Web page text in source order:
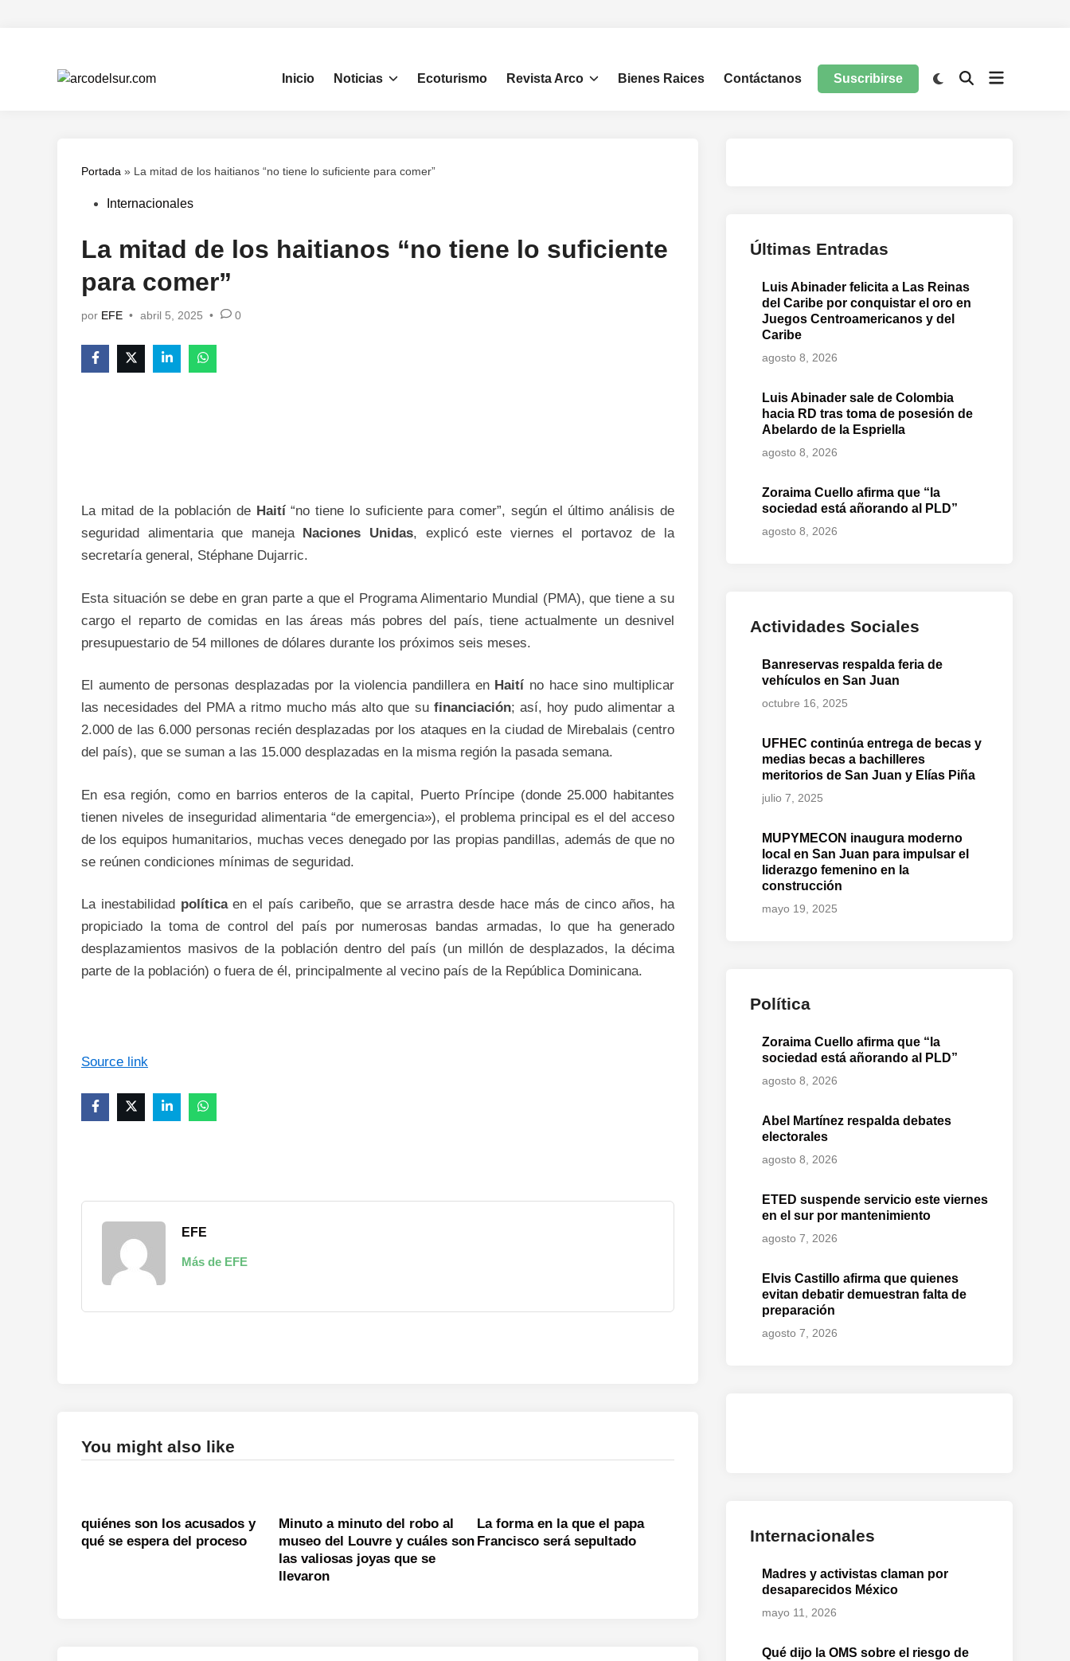
Inicio Noticias Ecoturismo Revista Arco Bienes Raices Contáctanos Suscribirse
Portada » La mitad de los haitianos “no tiene lo suficiente para comer”
Publicado
Internacionales
La mitad de los haitianos “no tiene lo suficiente
para comer”
por EFE • abril 5, 2025 • 0
La mitad de la población de Haití“no tiene lo suficiente para comer”, según el último análisis de
seguridad alimentaria que manejaNaciones Unidas, explicó este viernes el portavoz de la
secretaría general, Stéphane Dujarric.
Esta situación se debe en gran parte a que el Programa Alimentario Mundial (PMA), que tiene a su
cargo el reparto de comidas en las áreas más pobres del país, tiene actualmente un desnivel
presupuestario de 54 millones de dólares durante los próximos seis meses.
El aumento de personas desplazadas por la violencia pandillera en Haití no hace sino multiplicar
las necesidades del PMA a ritmo mucho más alto que su financiación; así, hoy pudo alimentar a
2.000 de las 6.000 personas recién desplazadas por los ataques en la ciudad de Mirebalais (centro
del país), que se suman a las 15.000 desplazadas en la misma región la pasada semana.
En esa región, como en barrios enteros de la capital, Puerto Príncipe (donde 25.000 habitantes
tienen niveles de inseguridad alimentaria “de emergencia»), el problema principal es el del acceso
de los equipos humanitarios, muchas veces denegado por las propias pandillas, además de que no
se reúnen condiciones mínimas de seguridad.
La inestabilidad políticaen el país caribeño, que se arrastra desde hace más de cinco años, ha
propiciado la toma de control del país por numerosas bandas armadas, lo que ha generado
desplazamientos masivos de la población dentro del país (un millón de desplazados, la décima
parte de la población) o fuera de él, principalmente al vecino país de la República Dominicana.
Source link
EFE
Más de EFE
You might also like
quiénes son los acusados y
qué se espera del proceso
Minuto a minuto del robo al
museo del Louvre y cuáles son
las valiosas joyas que se
llevaron
La forma en la que el papa
Francisco será sepultado
Últimas Entradas
Luis Abinader felicita a Las Reinas
del Caribe por conquistar el oro en
Juegos Centroamericanos y del
Caribe
agosto 8, 2026
Luis Abinader sale de Colombia
hacia RD tras toma de posesión de
Abelardo de la Espriella
agosto 8, 2026
Zoraima Cuello afirma que “la
sociedad está añorando al PLD”
agosto 8, 2026
Actividades Sociales
Banreservas respalda feria de
vehículos en San Juan
octubre 16, 2025
UFHEC continúa entrega de becas y
medias becas a bachilleres
meritorios de San Juan y Elías Piña
julio 7, 2025
MUPYMECON inaugura moderno
local en San Juan para impulsar el
liderazgo femenino en la
construcción
mayo 19, 2025
Política
Zoraima Cuello afirma que “la
sociedad está añorando al PLD”
agosto 8, 2026
Abel Martínez respalda debates
electorales
agosto 8, 2026
ETED suspende servicio este viernes
en el sur por mantenimiento
agosto 7, 2026
Elvis Castillo afirma que quienes
evitan debatir demuestran falta de
preparación
agosto 7, 2026
Internacionales
Madres y activistas claman por
desaparecidos México
mayo 11, 2026
Qué dijo la OMS sobre el riesgo de